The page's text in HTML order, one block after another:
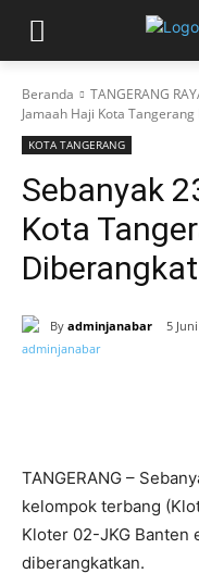
Beranda TANGERANG
Jamaah Haji Kota
KOTA TANGERANG
Sebanyak
Kota
By adminjanabar 5
TANGERANG –
kelompok terbang
Kloter 02-JKG Banten
diberangkatkan.